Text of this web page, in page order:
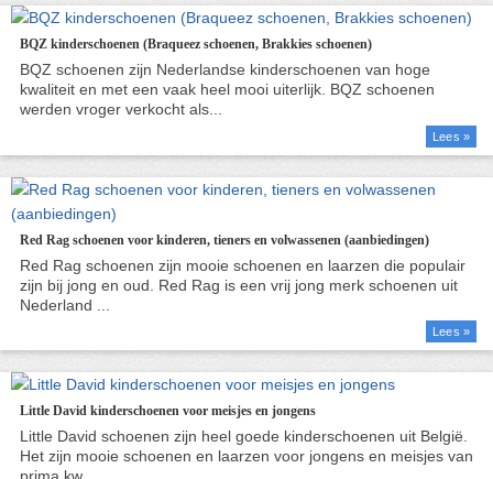
BQZ kinderschoenen (Braqueez schoenen, Brakkies schoenen)
Lees »
Red Rag schoenen voor kinderen, tieners en volwassenen (aanbiedingen)
Lees »
Little David kinderschoenen voor meisjes en jongens